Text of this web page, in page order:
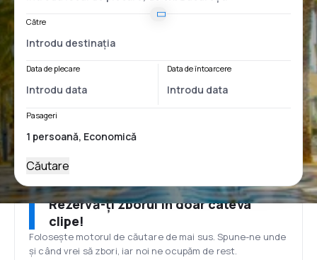
Către
Data de plecare Data de întoarcere
Pasageri
Căutare
Rezervă-ți zborul în doar câteva
clipe!
Folosește motorul de căutare de mai sus. Spune-ne unde
și când vrei să zbori, iar noi ne ocupăm de rest.